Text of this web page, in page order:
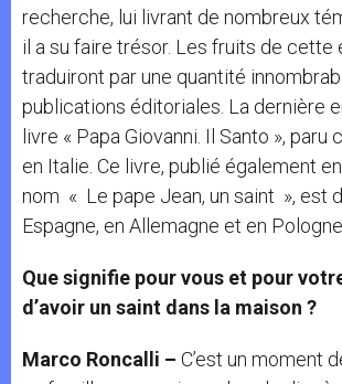
recherche, lui livrant de nombreux
il a su faire trésor. Les fruits de cette
traduiront par une quantité
publications éditoriales. La dernière
livre « Papa Giovanni. Il Santo », paru
en Italie. Ce livre, publié également
nom « Le pape Jean, un saint », est
Espagne, en Allemagne et en Pologne.
Que signifie pour vous et pour
d’avoir un saint dans la maison ?
Marco Roncalli – C’est un moment